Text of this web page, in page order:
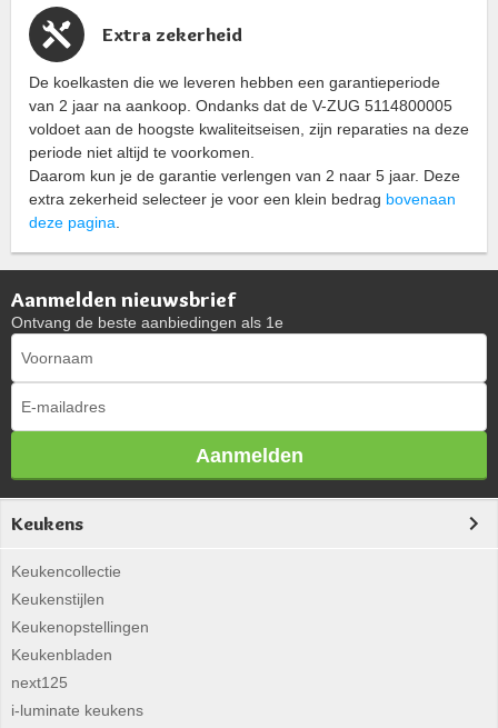
Extra zekerheid
De koelkasten die we leveren hebben een garantieperiode
van 2 jaar na aankoop. Ondanks dat de V-ZUG 5114800005
voldoet aan de hoogste kwaliteitseisen, zijn reparaties na deze
periode niet altijd te voorkomen.
Daarom kun je de garantie verlengen van 2 naar 5 jaar. Deze
extra zekerheid selecteer je voor een klein bedrag bovenaan
deze pagina
Aanmelden nieuwsbrief
Ontvang de beste aanbiedingen als 1e
Aanmelden
Keukens
Keukencollectie
Keukenstijlen
Keukenopstellingen
Keukenbladen
next125
i-luminate keukens